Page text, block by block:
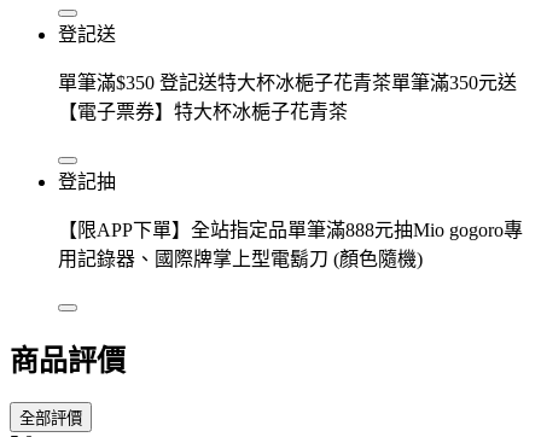
登記送
單筆滿$350 登記送特大杯冰梔子花青茶單筆滿350元送
【電子票券】特大杯冰梔子花青茶
登記抽
【限APP下單】全站指定品單筆滿888元抽Mio gogoro專
用記錄器、國際牌掌上型電鬍刀 (顏色隨機)
商品評價
全部評價